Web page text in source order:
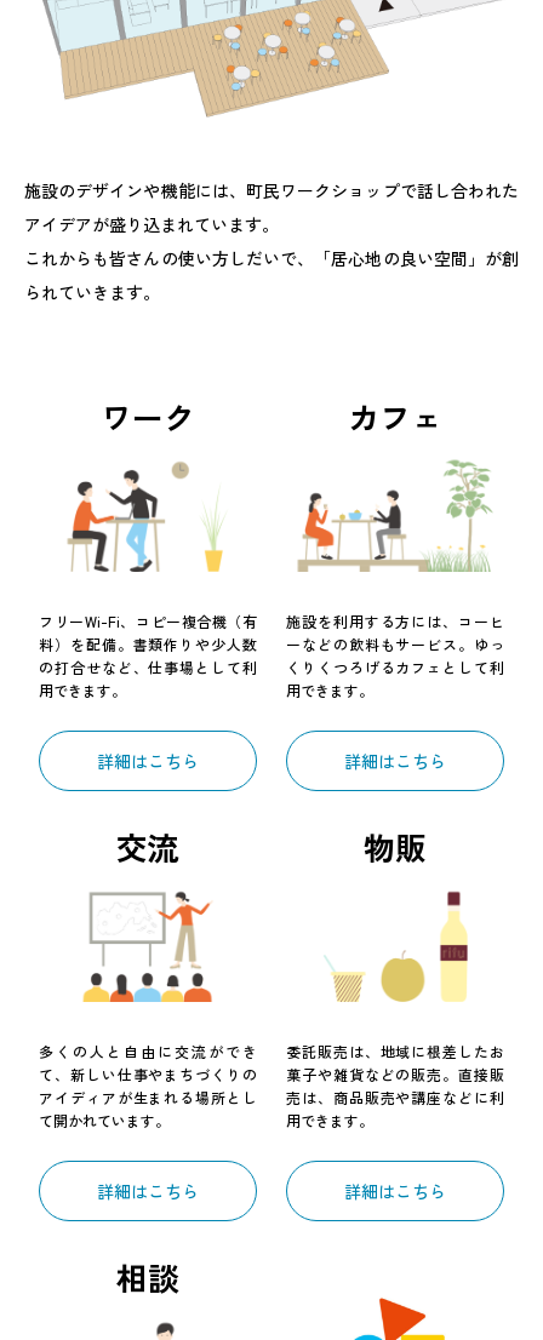
施設のデザインや機能には、町民ワークショップで話し合われた
アイデアが盛り込まれています。
これからも皆さんの使い方しだいで、「居心地の良い空間」が創
られていきます。
ワーク
フリーWi-Fi、コピー複合機（有
料）を配備。書類作りや少人数
の打合せなど、仕事場として利
用できます。
詳細はこちら
カフェ
施設を利用する方には、コーヒ
ーなどの飲料もサービス。ゆっ
くりくつろげるカフェとして利
用できます。
詳細はこちら
交流
多くの人と自由に交流ができ
て、新しい仕事やまちづくりの
アイディアが生まれる場所とし
て開かれています。
詳細はこちら
物販
委託販売は、地域に根差したお
菓子や雑貨などの販売。直接販
売は、商品販売や講座などに利
用できます。
詳細はこちら
相談